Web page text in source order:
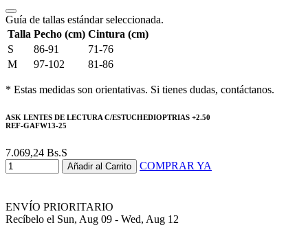
Guía de tallas estándar seleccionada.
Talla Pecho (cm) Cintura (cm)
S
86-91
71-76
M
97-102 81-86
* Estas medidas son orientativas. Si tienes dudas, contáctanos.
ASK LENTES DE LECTURA C/ESTUCHEDIOPTRIAS +2.50
REF-GAFW13-25
7.069,24 Bs.S
Añadir al Carrito COMPRAR YA
ENVÍO PRIORITARIO
Recíbelo el Sun, Aug 09 - Wed, Aug 12